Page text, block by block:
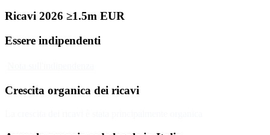
Ricavi 2026 ≥1.5m EUR
Essere indipendenti
Crescita organica dei ricavi